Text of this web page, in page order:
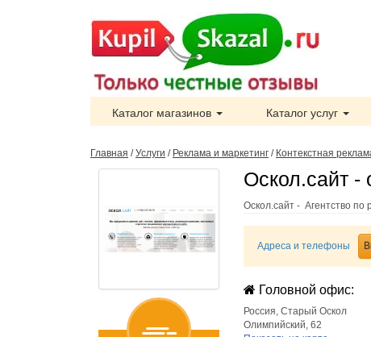
Каталог магазинов Каталог услуг
Главная /Услуги / Реклама и маркетинг / Контекстная
Оскол.сайт -
Оскол.сайт - Агентство по
Адреса и телефоны
Головной офис:
Россия, Старый Оскол
Олимпийский, 62